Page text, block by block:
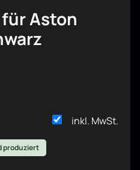
Aston
inkl. MwSt.
produziert